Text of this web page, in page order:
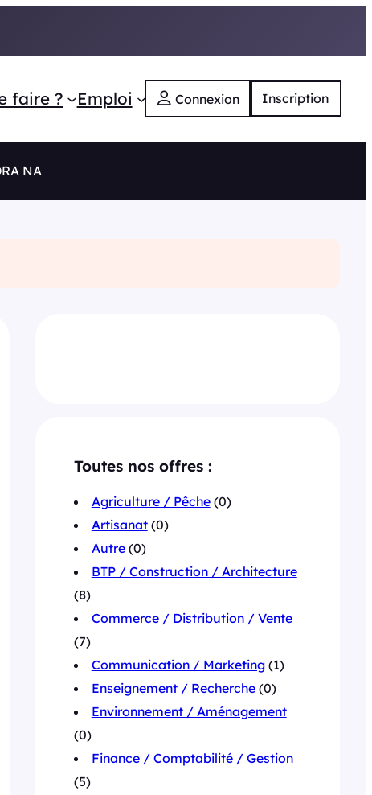
faire ? Emploi Connexion Inscription
NA
Toutes nos offres :
Agriculture / Pêche(0)
Artisanat(0)
Autre(0)
BTP / Construction / Architecture
(8)
Commerce / Distribution / Vente
(7)
Communication / Marketing(1)
Enseignement / Recherche(0)
Environnement / Aménagement
(0)
Finance / Comptabilité / Gestion
(5)